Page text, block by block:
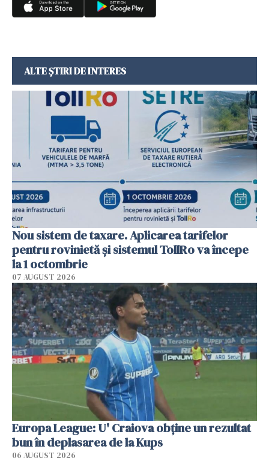
ALTE ȘTIRI DE INTERES
Nou sistem de taxare. Aplicarea tarifelor
pentru rovinietă şi sistemul TollRo va începe
la 1 octombrie
07 AUGUST 2026
Europa League: U' Craiova obține un rezultat
bun în deplasarea de la Kups
06 AUGUST 2026